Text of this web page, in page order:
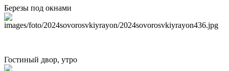
Березы под окнами
Гостиный двор, утро